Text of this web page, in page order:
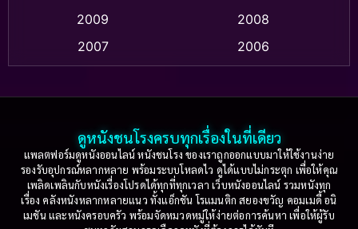
Based on a True Story เรื่องจริง(36)
Based on Novel(16)
Betrayal(1)
Biography(3)
2009
2008
2007
2006
2003
2002
2001
2000
1999
1998
1997
1996
1995
1994
ดูหนังชนโรงครบทุกเรื่องในที่เดียว
แพลตฟอร์มดูหนังออนไลน์ หนังชนโรง ของเราถูกออกแบบมาให้ใช้งานง่าย
รองรับอุปกรณ์หลากหลาย พร้อมระบบโหลดไว ดูได้แบบไม่กระตุก เพื่อให้คุณ
เพลิดเพลินกับหนังเรื่องโปรดได้ทุกที่ทุกเวลา เว็บหนังออนไลน์ รวมหนังทุก
เรื่อง คลังหนังหลากหลายแนว ทั้งแอ็กชัน โรแมนติก สยองขวัญ คอมเมดี้ อนิ
เมชัน และหนังครอบครัว พร้อมจัดหมวดหมู่ให้ง่ายต่อการค้นหา เพื่อให้ผู้รับ